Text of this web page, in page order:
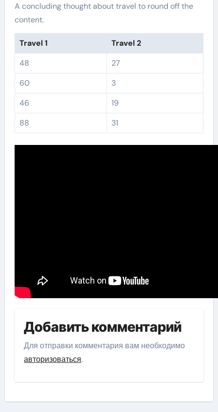
A concluding thought about travel to round off the
content.
Travel 1
Travel 2
48
27
60
3
46
19
88
31
Добавить комментарий
Для отправки комментария вам необходимо
авторизоваться.